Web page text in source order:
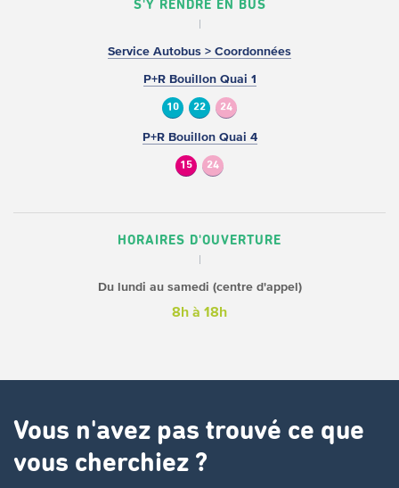
S'Y RENDRE EN BUS
Service Autobus > Coordonnées
P+R Bouillon Quai 1
10 22 24
P+R Bouillon Quai 4
15 24
HORAIRES D'OUVERTURE
Du lundi au samedi (centre d'appel)
8h à 18h
Vous n'avez pas trouvé ce que
vous cherchiez ?